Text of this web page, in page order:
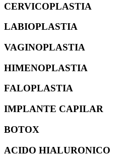
CERVICOPLASTIA
LABIOPLASTIA
VAGINOPLASTIA
HIMENOPLASTIA
FALOPLASTIA
IMPLANTE CAPILAR
BOTOX
ACIDO HIALURONICO